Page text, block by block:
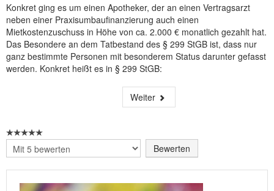
Konkret ging es um einen Apotheker, der an einen Vertragsarzt
neben einer Praxisumbaufinanzierung auch einen
Mietkostenzuschuss in Höhe von ca. 2.000 € monatlich gezahlt hat.
Das Besondere an dem Tatbestand des § 299 StGB ist, dass nur
ganz bestimmte Personen mit besonderem Status darunter gefasst
werden. Konkret heißt es in § 299 StGB:
Weiter
Bitte
bewerten